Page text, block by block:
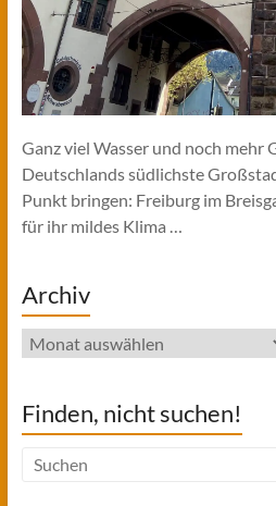
Ganz viel Wasser und noch mehr
Deutschlands südlichste
Punkt bringen: Freiburg im
für ihr mildes Klima …
Archiv
Archiv
Finden, nicht suchen!